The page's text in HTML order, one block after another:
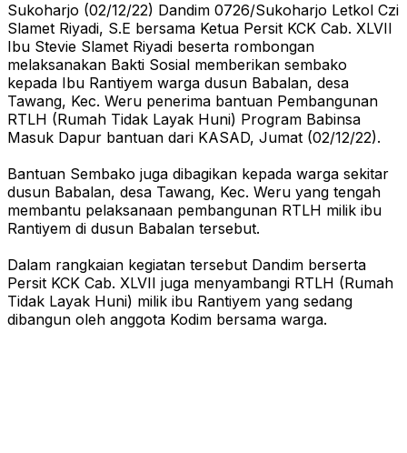
Sukoharjo (02/12/22) Dandim 0726/Sukoharjo Letkol Czi
Slamet Riyadi, S.E bersama Ketua Persit KCK Cab. XLVII
Ibu Stevie Slamet Riyadi beserta rombongan
melaksanakan Bakti Sosial memberikan sembako
kepada Ibu Rantiyem warga dusun Babalan, desa
Tawang, Kec. Weru penerima bantuan Pembangunan
RTLH (Rumah Tidak Layak Huni) Program Babinsa
Masuk Dapur bantuan dari KASAD, Jumat (02/12/22).
Bantuan Sembako juga dibagikan kepada warga sekitar
dusun Babalan, desa Tawang, Kec. Weru yang tengah
membantu pelaksanaan pembangunan RTLH milik ibu
Rantiyem di dusun Babalan tersebut.
Dalam rangkaian kegiatan tersebut Dandim berserta
Persit KCK Cab. XLVII juga menyambangi RTLH (Rumah
Tidak Layak Huni) milik ibu Rantiyem yang sedang
dibangun oleh anggota Kodim bersama warga.